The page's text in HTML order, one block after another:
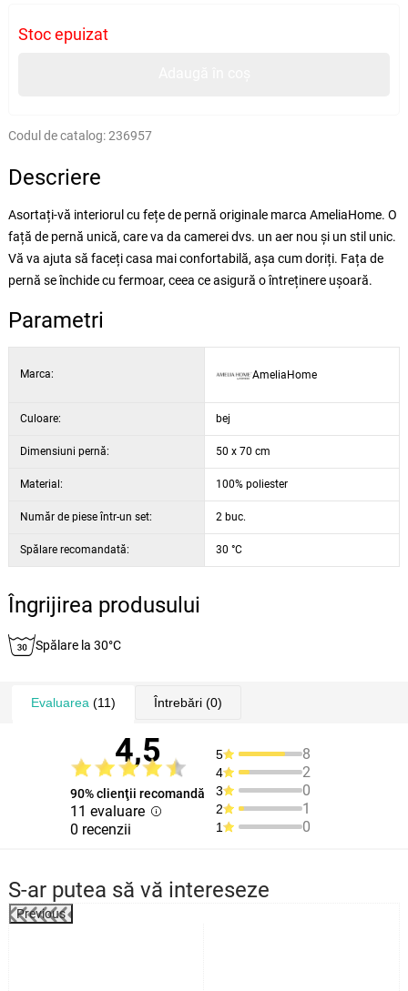
Stoc epuizat
Codul de catalog:236957
Descriere
Asortați-vă interiorul cu fețe de pernă originale marca AmeliaHome. O
față de pernă unică, care va da camerei dvs. un aer nou și un stil unic.
Vă va ajuta să faceți casa mai confortabilă, așa cum doriți. Fața de
pernă se închide cu fermoar, ceea ce asigură o întreținere ușoară.
Parametri
Marca: AmeliaHome
Culoare: bej
Dimensiuni pernă: 50 x 70 cm
Material: 100% poliester
Număr de piese într-un set: 2 buc.
Spălare recomandată: 30 °C
Îngrijirea produsului
Spălare la 30°C
Evaluarea (11) Întrebări(0)
4,5
90% clienţii recomandă
11 evaluare
0 recenzii
5 8
4 2
3 0
2 1
1 0
S-ar putea să vă intereseze
Previous